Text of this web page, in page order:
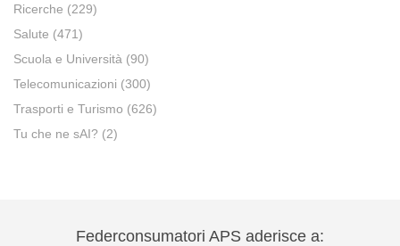
Ricerche (229)
Salute (471)
Scuola e Università (90)
Telecomunicazioni (300)
Trasporti e Turismo (626)
Tu che ne sAI? (2)
Federconsumatori APS aderisce a: